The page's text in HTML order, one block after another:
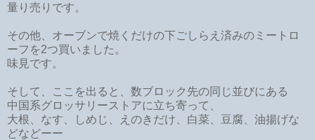
量り売りです。
その他、オーブンで焼くだけの下ごしらえ済みのミートロ
ーフを2つ買いました。
味見です。
そして、ここを出ると、数ブロック先の同じ並びにある
中国系グロッサリーストアに立ち寄って、
大根、なす、しめじ、えのきだけ、白菜、豆腐、油揚げな
どなどーー